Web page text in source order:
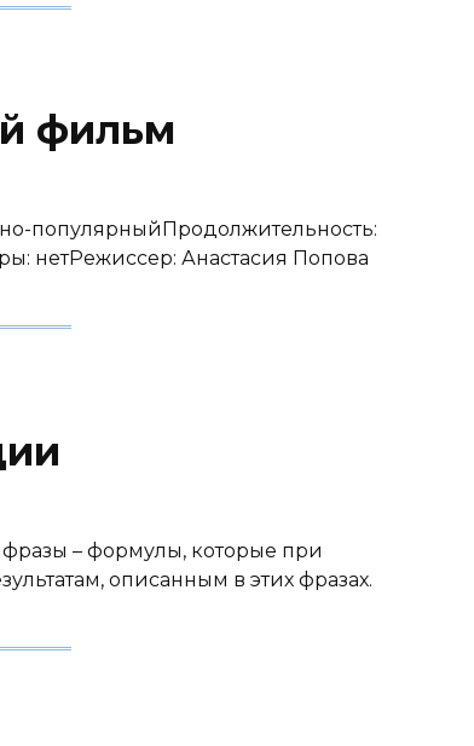
фильм
популярныйПродолжительность:
нетРежиссер: Анастасия Попова
– формулы, которые при
описанным в этих фразах.